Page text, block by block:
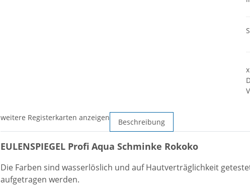
x
weitere Registerkarten anzeigen Beschreibung
EULENSPIEGEL Profi Aqua Schminke Rokoko
Die Farben sind wasserlöslich und auf Hautverträglichkeit
aufgetragen werden.